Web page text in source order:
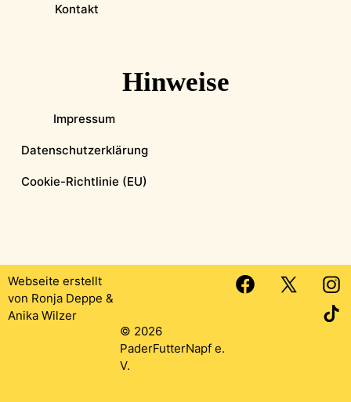
Kontakt
Hinweise
Impressum
Datenschutzerklärung
Cookie-Richtlinie (EU)
Webseite erstellt
von Ronja Deppe &
Anika Wilzer
© 2026
PaderFutterNapf e.
V.